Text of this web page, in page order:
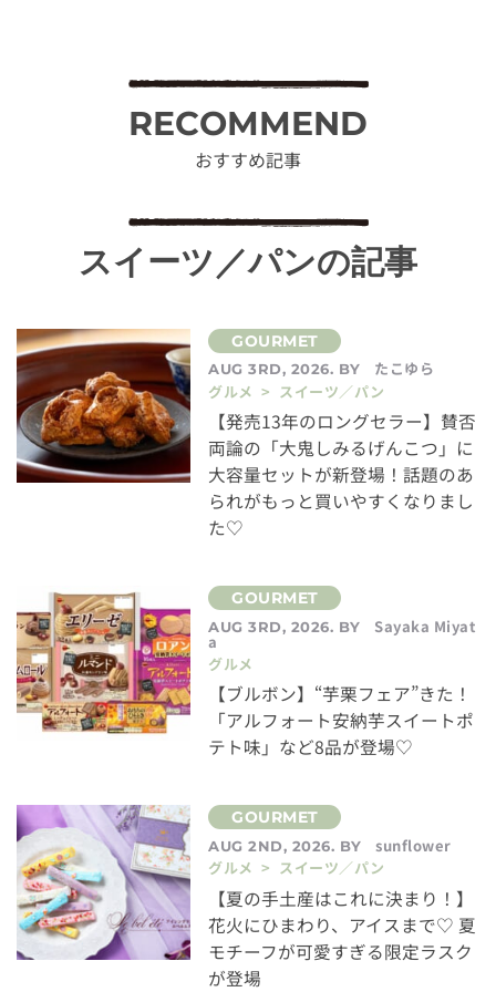
RECOMMEND
おすすめ記事
スイーツ／パンの記事
AUG 3RD, 2026. BY
たこゆら
グルメ > スイーツ／パン
【発売13年のロングセラー】賛否
両論の「大鬼しみるげんこつ」に
大容量セットが新登場！話題のあ
られがもっと買いやすくなりまし
た♡
AUG 3RD, 2026. BY Sayaka Miyat
a
グルメ
【ブルボン】“芋栗フェア”きた！
「アルフォート安納芋スイートポ
テト味」など8品が登場♡
AUG 2ND, 2026. BY
sunflower
グルメ > スイーツ／パン
【夏の手土産はこれに決まり！】
花火にひまわり、アイスまで♡ 夏
モチーフが可愛すぎる限定ラスク
が登場